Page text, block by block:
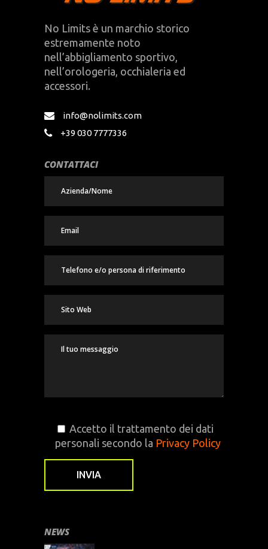
No Limits è un marchio storico
estremamente noto
nell’abbigliamento sportivo,
nell’orologeria, occhialeria ed
accessori.
info@nolimits.com
+39 030 7777336
CONTATTACI
Accetto il trattamento dei dati
personali secondo la Privacy Policy
NEWS